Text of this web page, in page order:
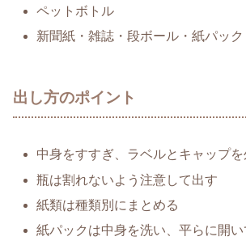
ペットボトル
新聞紙・雑誌・段ボール・紙パック
出し方のポイント
中身をすすぎ、ラベルとキャップを
瓶は割れないよう注意して出す
紙類は種類別にまとめる
紙パックは中身を洗い、平らに開